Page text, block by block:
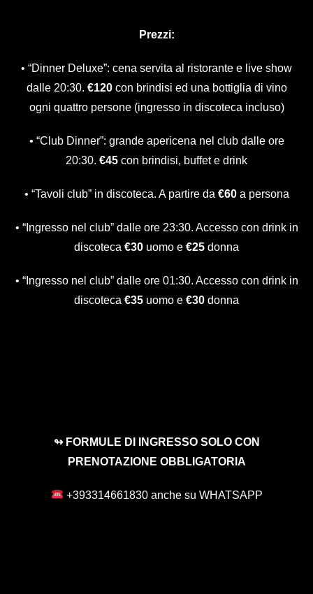
Prezzi:
• “Dinner Deluxe”: cena servita al ristorante e live show
dalle 20:30. €120con brindisi ed una bottiglia di vino
ogni quattro persone (ingresso in discoteca incluso)
• “Club Dinner”: grande apericena nel club dalle ore
20:30. €45 con brindisi, buffet e drink
• “Tavoli club” in discoteca. A partire da €60a persona
• “Ingresso nel club” dalle ore 23:30. Accesso con drink in
discoteca €30 uomo e €25 donna
• “Ingresso nel club” dalle ore 01:30. Accesso con drink in
discoteca €35 uomo e €30 donna
↬ FORMULE DI INGRESSO SOLO CON
PRENOTAZIONE OBBLIGATORIA
+393314661830 anche su WHATSAPP